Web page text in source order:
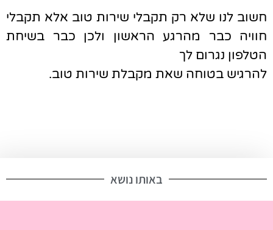
חשוב לנו שלא רק תקבלי שירות טוב אלא תקבלי
חוויה כבר מהרגע הראשון ולכן כבר בשיחת
הטלפון נגרום לך
להרגיש בטוחה שאת מקבלת שירות טוב.
באותו נושא